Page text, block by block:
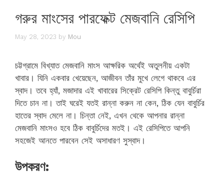
গরুর মাংসের পারফেক্ট মেজবানি রেসিপি
May 28, 2023 by Mou
চট্টগ্রামে বিখ্যাত মেজবানি মাংস আক্ষরিক অর্থেই অতুলনীয় একটা
খাবার। যিনি একবার খেয়েছেন, আজীবন তাঁর মুখে লেগে থাকবে এর
স্বাদ। তবে হ্যাঁ, মজাদার এই খাবারের সিক্রেট রেসিপি কিন্তু বাবুর্চিরা
দিতে চান না। তাই ঘরেই যতই রান্না করুন না কেন, ঠিক যেন বাবুর্চির
হাতের স্বাদ মেলে না। চিন্তা নেই, এখন থেকে আপনার রান্না
মেজবানি মাংসও হবে ঠিক বাবুর্চিদের মতই। এই রেসিপিতে আপনি
সহজেই আনতে পারবেন সেই অসাধারণ সুস্বাদ।
উপকরণ: